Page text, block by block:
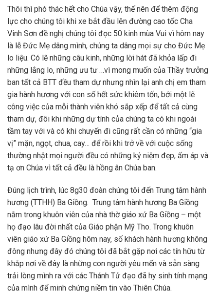
Thôi thì phó thác hết cho Chúa vậy, thế nên để thêm động
lực cho chúng tôi khi xe bắt đầu lên đường cao tốc Cha
Vinh Sơn đề nghị chúng tôi đọc 50 kinh mùa Vui vì hôm nay
là lễ Đức Mẹ dâng mình, chúng ta dâng mọi sự cho Đức Mẹ
lo liệu. Có lẽ những câu kinh, những lời hát đã khỏa lấp đi
những lắng lo, những ưu tư …vì mong muốn của Thầy trưởng
ban tất cả BTT đều tham dự nhưng nhìn lại anh chị em tham
gia hành hương với con số hết sức khiêm tốn, bởi một lẽ
công việc của mỗi thành viên khó sắp xếp để tất cả cùng
tham dự, đôi khi những dự tính của chúng ta có khi ngoài
tầm tay với và có khi chuyến đi cũng rất cần có những “gia
vị” mặn, ngọt, chua, cay… để rồi khi trở về với cuộc sống
thường nhật mọi người đều có những kỷ niệm đẹp, ấm áp và
tạ ơn Chúa vì tất cả đều là hồng ân Chúa ban.
Đúng lịch trình, lúc 8g30 đoàn chúng tôi đến Trung tâm hành
hương (TTHH) Ba Giồng. Trung tâm hành hương Ba Giồng
nằm trong khuôn viên của nhà thờ giáo xứ Ba Giồng – một
họ đạo lâu đời nhất của Giáo phận Mỹ Tho. Trong khuôn
viên giáo xứ Ba Giồng hôm nay, số khách hành hương không
đông nhưng đây đó chúng tôi đã bắt gặp nơi các tín hữu từ
khắp nơi về đây là những con người yêu mến và sẵn sàng
trải lòng mình ra với các Thánh Tử đạo đã hy sinh tính mạng
của mình để minh chứng niềm tin vào Thiên Chúa.